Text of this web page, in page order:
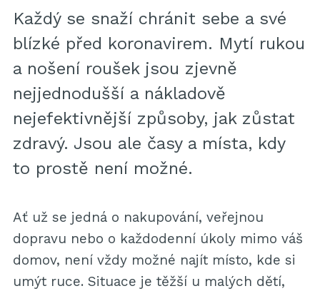
Každý se snaží chránit sebe a své
blízké před koronavirem. Mytí rukou
a nošení roušek jsou zjevně
nejjednodušší a nákladově
nejefektivnější způsoby, jak zůstat
zdravý. Jsou ale časy a místa, kdy
to prostě není možné.
Ať už se jedná o nakupování, veřejnou
dopravu nebo o každodenní úkoly mimo váš
domov, není vždy možné najít místo, kde si
umýt ruce. Situace je těžší u malých dětí,